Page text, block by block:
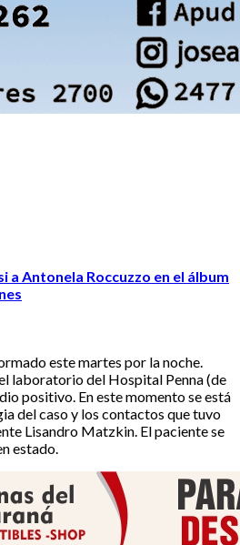
a Antonela Roccuzzo en el álbum
este martes por la noche.
laboratorio del Hospital Penna (de
positivo. En este momento se está
del caso y los contactos que tuvo
Lisandro Matzkin. El paciente se
estado.